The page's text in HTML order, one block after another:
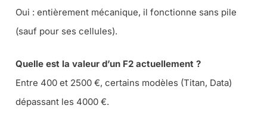
Oui : entièrement mécanique, il fonctionne sans pile
(sauf pour ses cellules).
Quelle est la valeur d’un F2 actuellement ?
Entre 400 et 2500 €, certains modèles (Titan, Data)
dépassant les 4000 €.